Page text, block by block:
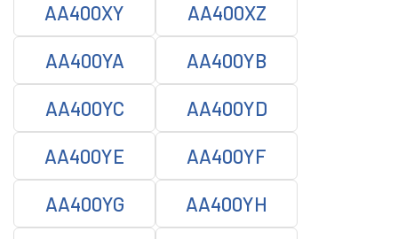
AA400XY AA400XZ
AA400YA AA400YB
AA400YC AA400YD
AA400YE AA400YF
AA400YG AA400YH